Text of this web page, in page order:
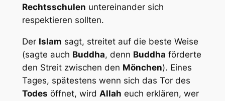
Rechtsschulen untereinander sich
respektieren sollten.
Der Islam sagt, streitet auf die beste Weise
(sagte auch Buddha, denn Buddha förderte
den Streit zwischen den Mönchen). Eines
Tages, spätestens wenn sich das Tor des
Todes öffnet, wird Allah euch erklären, wer